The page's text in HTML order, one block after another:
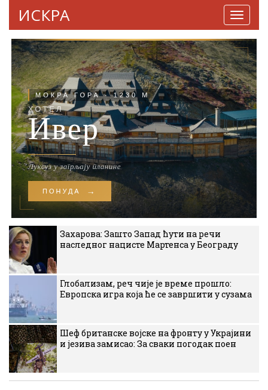
ИСКРА
Захарова: Зашто Запад ћути на речи
наследног нацисте Мартенса у Београду
Глобализам, реч чије је време прошло:
Европска игра која ће се завршити у сузама
Шеф британске војске на фронту у Украјини
и језива замисао: За сваки погодак поен